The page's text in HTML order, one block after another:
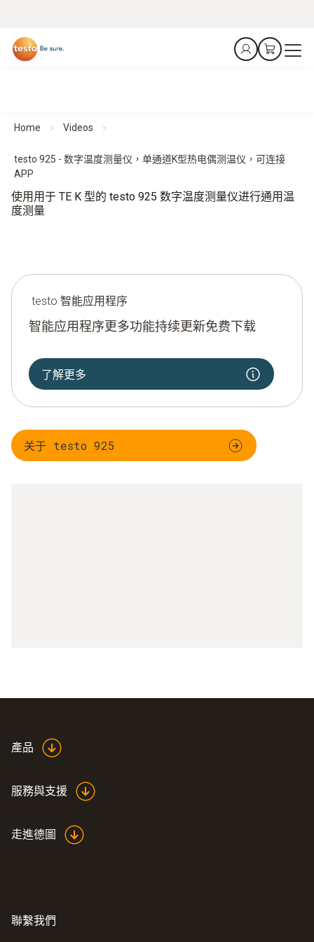
Home Videos
testo 925 - 数字温度测量仪，单通道K型热电偶测温仪，可连接
APP
使用用于 TE K 型的 testo 925 数字温度测量仪进行通用温
度测量
testo 智能应用程序
智能应用程序更多功能持续更新免费下载
了解更多
关于 testo 925
產品
服務與支援
走進德圖
聯繫我們